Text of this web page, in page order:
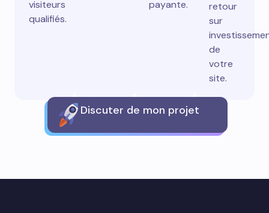
visiteurs
qualifiés.
payante.
retour
sur
de
votre
site.
Discuter de mon projet